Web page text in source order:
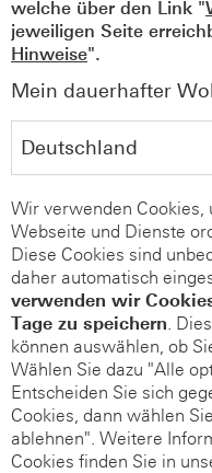
welche über den Link "
jeweiligen Seite
Hinweise".
Mein dauerhafter
Wir verwenden Cookies,
Webseite und Dienste
Diese Cookies sind
daher automatisch
verwenden wir
Tage zu speichern.
können auswählen, ob
Wählen Sie dazu "Alle
Entscheiden Sie sich
Cookies, dann wählen
ablehnen". Weitere
Cookies finden Sie in